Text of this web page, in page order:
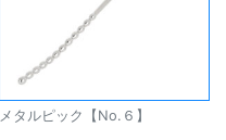
メタルピック【No.６】